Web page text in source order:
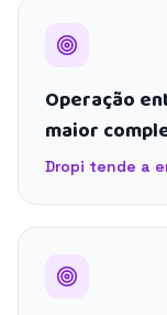
Operação
maior
Dropi tende a